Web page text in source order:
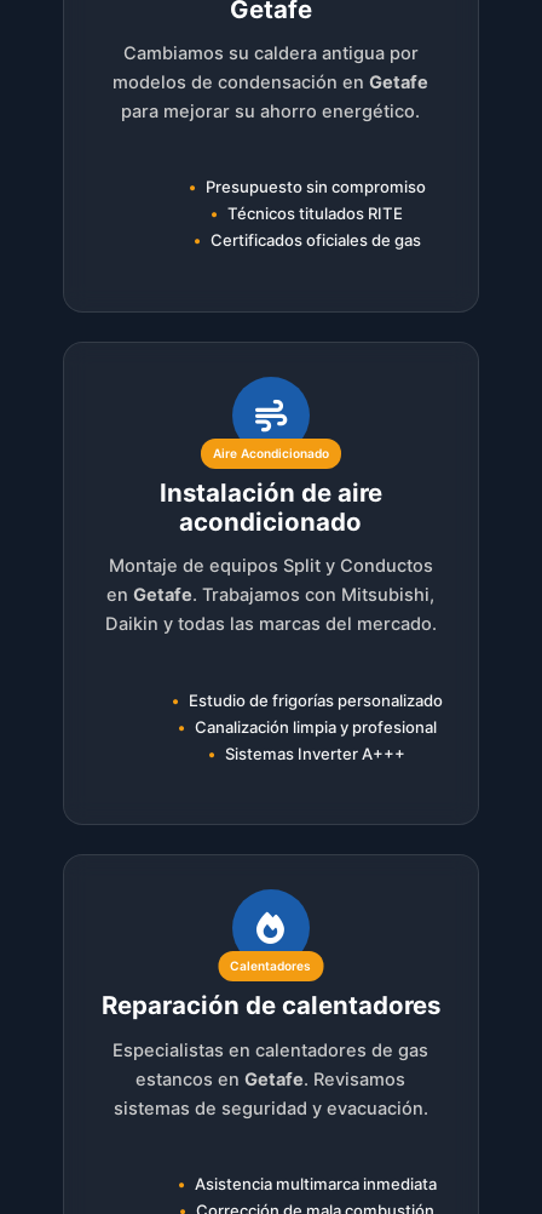
Getafe
Cambiamos su caldera antigua por
modelos de condensación enGetafe
para mejorar su ahorro energético.
Presupuesto sin compromiso
Técnicos titulados RITE
Certificados oficiales de gas
Aire Acondicionado
Instalación de aire
acondicionado
Montaje de equipos Split y Conductos
enGetafe. Trabajamos con Mitsubishi,
Daikin y todas las marcas del mercado.
Estudio de frigorías personalizado
Canalización limpia y profesional
Sistemas Inverter A+++
Calentadores
Reparación de calentadores
Especialistas en calentadores de gas
estancos enGetafe. Revisamos
sistemas de seguridad y evacuación.
Asistencia multimarca inmediata